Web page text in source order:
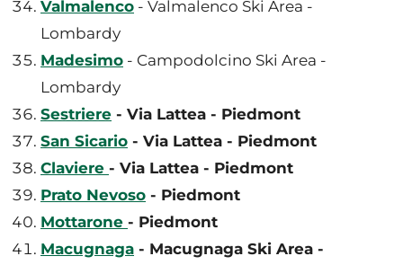
Valmalenco - Valmalenco Ski Area -
Lombardy
Madesimo - Campodolcino Ski Area -
Lombardy
Sestriere - Via Lattea - Piedmont
San Sicario - Via Lattea - Piedmont
Claviere - Via Lattea - Piedmont
Prato Nevoso - Piedmont
Mottarone - Piedmont
Macugnaga - Macugnaga Ski Area -